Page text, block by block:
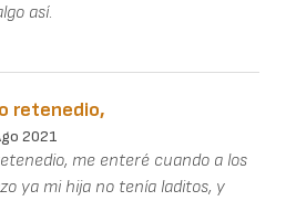
así.
retenedio,
2021
me enteré cuando a los
ya mi hija no tenía laditos, y